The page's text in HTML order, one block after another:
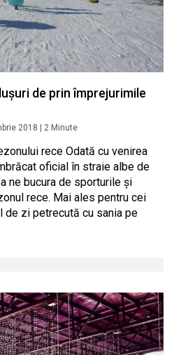
de prin împrejurimile
2018 2 Minute
rece Odată cu venirea
oficial în straie albe de
ne bucura de sporturile și
rece. Mai ales pentru cei
de zi petrecută cu sania pe